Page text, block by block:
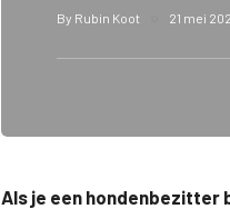
By Rubin Koot 21 mei
Als je een hondenbezitter